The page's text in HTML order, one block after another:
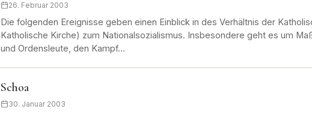
26. Februar 2003
Die folgenden Ereignisse geben einen Einblick in des Verhältnis der
Katholische Kirche) zum Nationalsozialismus. Insbesondere geht es um
und Ordensleute, den Kampf…
Schoa
30. Januar 2003